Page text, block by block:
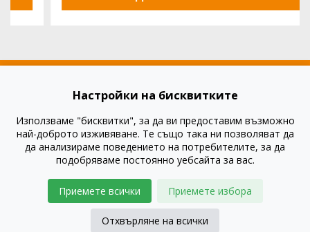
Как да купя?
Как да платя?
Въпроси и отговори
Правила и условия
Настройки на бисквитките
Използваме "бисквитки", за да ви предоставим възможно
най-доброто изживяване. Те също така ни позволяват да
да анализираме поведението на потребителите, за да
подобряваме постоянно уебсайта за вас.
Приемете всички Приемете избора
Отхвърляне на всички